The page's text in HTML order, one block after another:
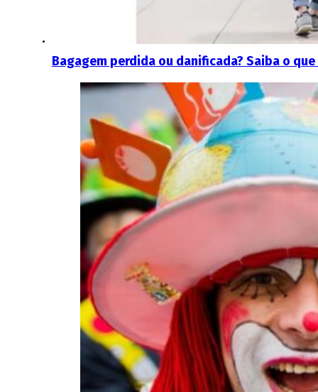
Bagagem perdida ou danificada? Saiba o